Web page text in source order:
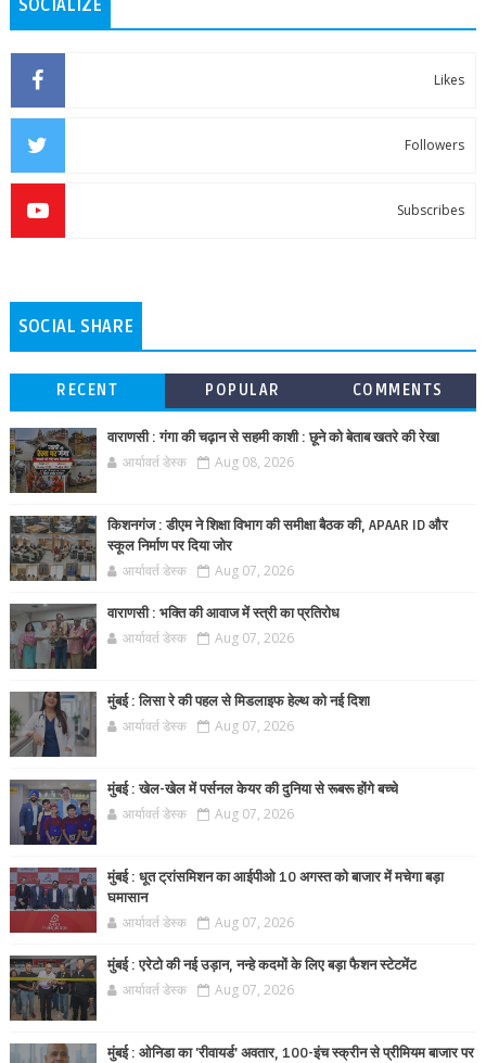
SOCIALIZE
Likes
Followers
Subscribes
SOCIAL SHARE
RECENT POPULAR COMMENTS
वाराणसी : गंगा की चढ़ान से सहमी काशी : छूने को बेताब खतरे की रेखा
आर्यावर्त डेस्क Aug 08, 2026
किशनगंज : डीएम ने शिक्षा विभाग की समीक्षा बैठक की, APAAR ID और
स्कूल निर्माण पर दिया जोर
आर्यावर्त डेस्क Aug 07, 2026
वाराणसी : भक्ति की आवाज में स्त्री का प्रतिरोध
आर्यावर्त डेस्क Aug 07, 2026
मुंबई : लिसा रे की पहल से मिडलाइफ हेल्थ को नई दिशा
आर्यावर्त डेस्क Aug 07, 2026
मुंबई : खेल-खेल में पर्सनल केयर की दुनिया से रूबरू होंगे बच्चे
आर्यावर्त डेस्क Aug 07, 2026
मुंबई : धूत ट्रांसमिशन का आईपीओ 10 अगस्त को बाजार में मचेगा बड़ा
घमासान
आर्यावर्त डेस्क Aug 07, 2026
मुंबई : एरेटो की नई उड़ान, नन्हे कदमों के लिए बड़ा फैशन स्टेटमेंट
आर्यावर्त डेस्क Aug 07, 2026
मुंबई : ओनिडा का 'रीवायर्ड’ अवतार, 100-इंच स्क्रीन से प्रीमियम बाजार पर